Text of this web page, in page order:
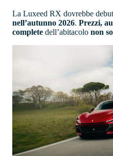
La Luxeed RX dovrebbe
nell’autunno 2026. Prezzi,
complete dell’abitacolo non